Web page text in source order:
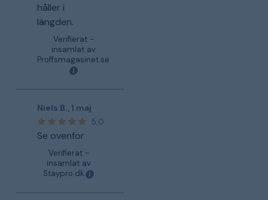
håller i
längden.
Verifierat -
insamlat av
Proffsmagasinet.se
Niels B.
1 maj
5,0
Se ovenfor
Verifierat -
insamlat av
Staypro.dk